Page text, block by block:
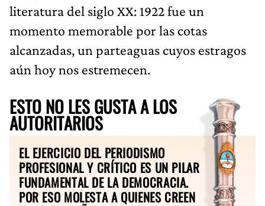
literatura del siglo XX: 1922 fue un
momento memorable por las cotas
alcanzadas, un parteaguas cuyos estragos
aún hoy nos estremecen.
ESTO NO LES GUSTA A LOS
AUTORITARIOS
EL EJERCICIO DEL PERIODISMO
PROFESIONAL Y CRÍTICO ES UN PILAR
FUNDAMENTAL DE LA DEMOCRACIA.
POR ESO MOLESTA A QUIENES CREEN